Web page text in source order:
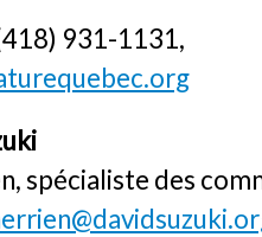
931-1131,
spécialiste des